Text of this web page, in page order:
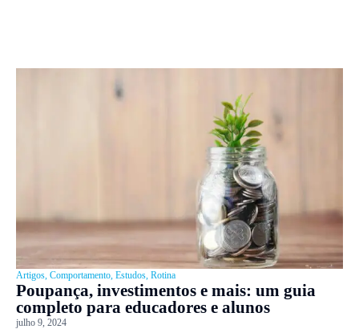
Artigos, Comportamento, Estudos, Rotina
Poupança, investimentos e mais: um guia
completo para educadores e alunos
julho 9, 2024